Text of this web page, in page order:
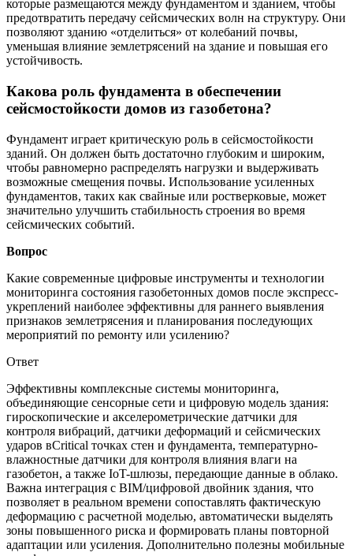
которые размещаются между фундаментом и зданием, чтобы
предотвратить передачу сейсмических волн на структуру. Они
позволяют зданию «отделиться» от колебаний почвы,
уменьшая влияние землетрясений на здание и повышая его
устойчивость.
Какова роль фундамента в обеспечении
сейсмостойкости домов из газобетона?
Фундамент играет критическую роль в сейсмостойкости
зданий. Он должен быть достаточно глубоким и широким,
чтобы равномерно распределять нагрузки и выдерживать
возможные смещения почвы. Использование усиленных
фундаментов, таких как свайные или ростверковые, может
значительно улучшить стабильность строения во время
сейсмических событий.
Вопрос
Какие современные цифровые инструменты и технологии
мониторинга состояния газобетонных домов после экспресс-
укреплений наиболее эффективны для раннего выявления
признаков землетрясения и планирования последующих
мероприятий по ремонту или усилению?
Ответ
Эффективны комплексные системы мониторинга,
объединяющие сенсорные сети и цифровую модель здания:
гироскопические и акселерометрические датчики для
контроля вибраций, датчики деформаций и сейсмических
ударов вCritical точках стен и фундамента, температурно-
влажностные датчики для контроля влияния влаги на
газобетон, а также IoT-шлюзы, передающие данные в облако.
Важна интеграция с BIM/цифровой двойник здания, что
позволяет в реальном времени сопоставлять фактическую
деформацию с расчетной моделью, автоматически выделять
зоны повышенного риска и формировать планы повторной
адаптации или усиления. Дополнительно полезны мобильные